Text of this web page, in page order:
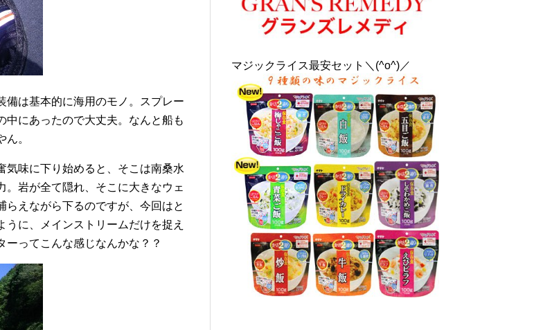
は基本的に海用のモノ。スプレー
中にあったので大丈夫。なんと船も
。
味に下り始めると、そこは南桑水
岩が全て隠れ、そこに大きなウェ
えながら下るのですが、今回はと
に、メインストリームだけを捉え
ーってこんな感じなんかな？？
マジックライス最安セット＼(^o^)／